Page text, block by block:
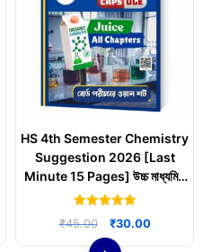
HS 4th Semester Chemistry
Suggestion 2026 [Last
Minute 15 Pages] উচ্চ মাধ্যমিক
কেমিস্ট্রি সাজেশন PDF
5.00
out of 5
₹45.00
Original
price
₹30.00Current